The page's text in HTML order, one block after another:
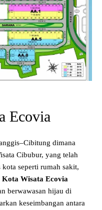
Ecovia
dimana
Cibubur, yang telah
seperti rumah sakit,
Kota Wisata Ecovia
berwawasan hijau di
keseimbangan antara